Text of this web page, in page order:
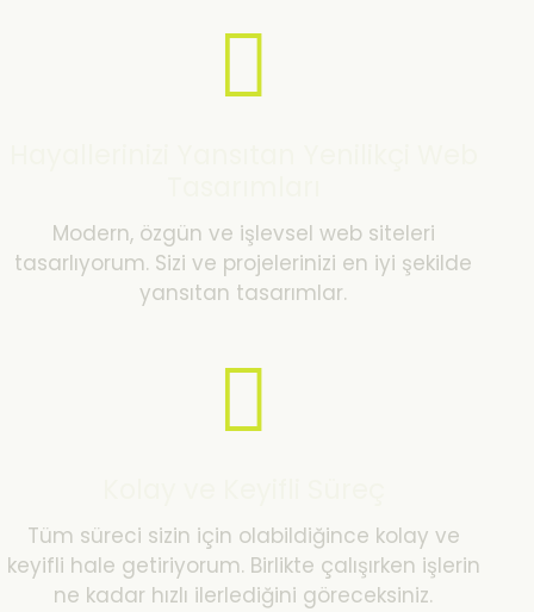
Modern, özgün ve işlevsel web siteleri
tasarlıyorum. Sizi ve projelerinizi en iyi şekilde
yansıtan tasarımlar.
Tüm süreci sizin için olabildiğince kolay ve
keyifli hale getiriyorum. Birlikte çalışırken işlerin
ne kadar hızlı ilerlediğini göreceksiniz.